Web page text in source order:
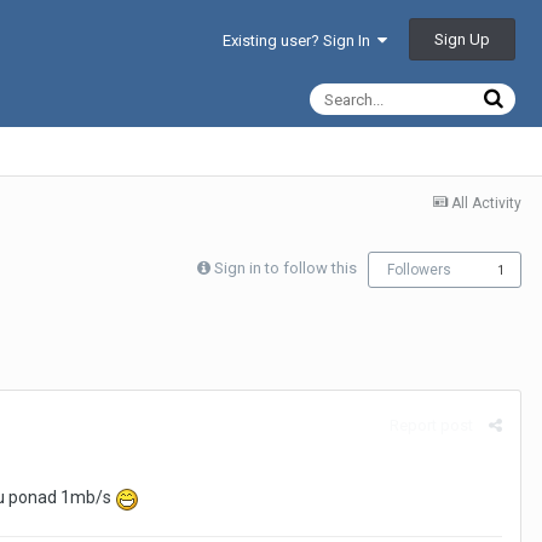
Existing user? Sign In Sign Up
All Activity
Sign in to follow this Followers 1
ponad 1mb/s